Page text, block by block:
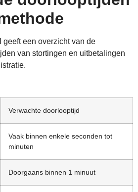
geeft een overzicht van de
van stortingen en uitbetalingen
Verwachte doorlooptijd
Vaak binnen enkele seconden tot
minuten
Doorgaans binnen 1 minuut